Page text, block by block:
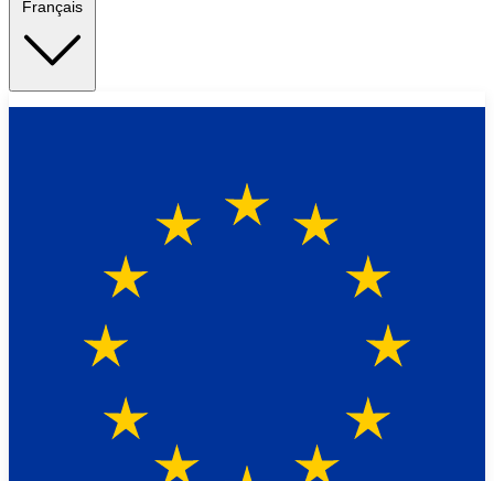
Français